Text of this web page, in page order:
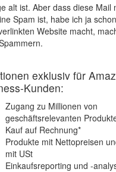
alt ist. Aber dass diese Mail
Spam ist, habe ich ja
Website macht,
exklusiv für
Kunden:
Zugang zu Millionen von
geschäftsrelevanten
Kauf auf Rechnung*
Produkte mit Nettopreisen
mit USt
Einkaufsreporting und -